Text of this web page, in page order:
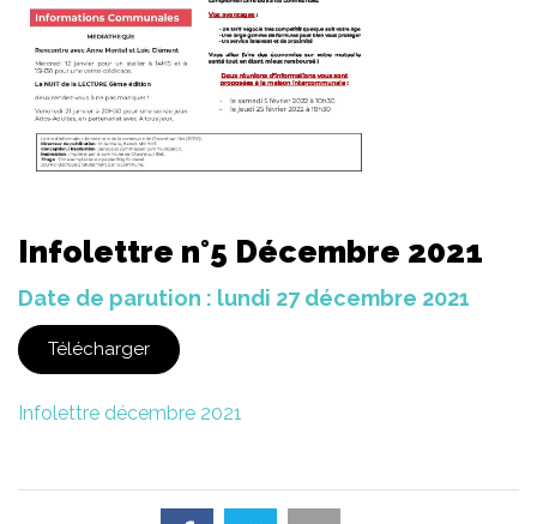
Infolettre n°5 Décembre 2021
Date de parution : lundi 27 décembre 2021
Télécharger
Infolettre décembre 2021